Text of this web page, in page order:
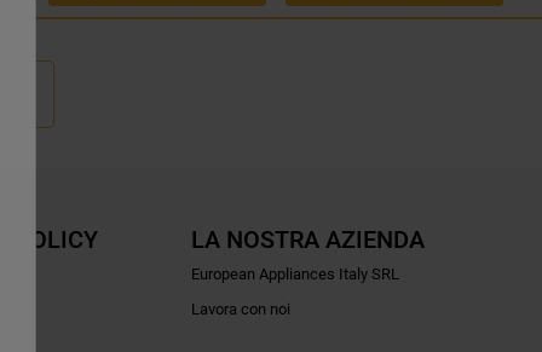
POLICY LA NOSTRA AZIENDA
European Appliances Italy SRL
Lavora con noi